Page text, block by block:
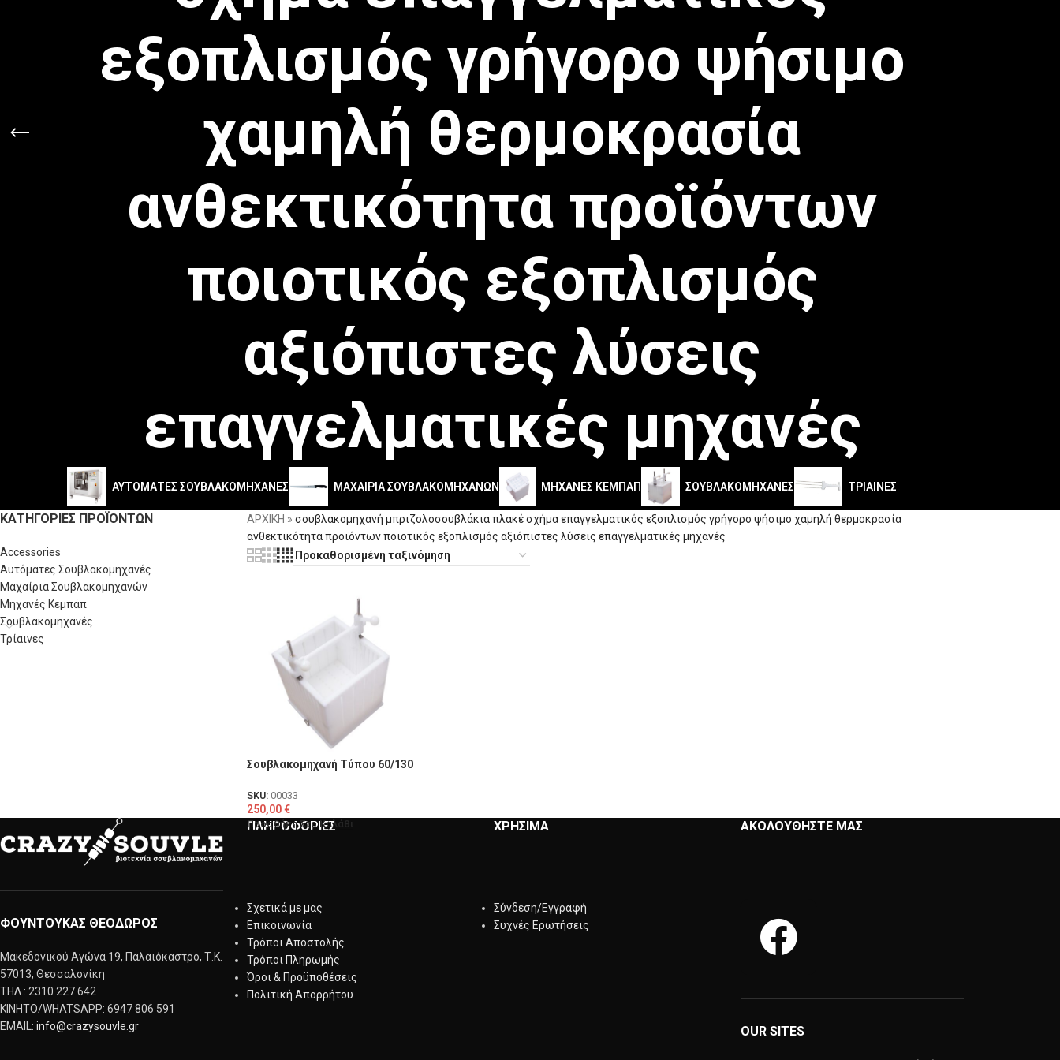
εξοπλισμός γρήγορο ψήσιμο
χαμηλή θερμοκρασία
ανθεκτικότητα προϊόντων
ποιοτικός εξοπλισμός
αξιόπιστες λύσεις
επαγγελματικές μηχανές
ΑΥΤΌΜΑΤΕΣ ΣΟΥΒΛΑΚΟΜΗΧΑΝΈΣ ΜΑΧΑΊΡΙΑ ΣΟΥΒΛΑΚΟΜΗΧΑΝΏΝ ΜΗΧΑΝΈΣ ΚΕΜΠΆΠ ΣΟΥΒΛΑΚΟΜΗΧΑΝΈΣ ΤΡΊΑΙΝΕΣ
ΚΑΤΗΓΟΡΊΕΣ ΠΡΟΪΌΝΤΩΝ
Accessories
Αυτόματες Σουβλακομηχανές
Μαχαίρια Σουβλακομηχανών
Μηχανές Κεμπάπ
Σουβλακομηχανές
Τρίαινες
ΑΡΧΙΚΗ » σουβλακομηχανή μπριζολοσουβλάκια πλακέ σχήμα επαγγελματικός εξοπλισμός γρήγορο ψήσιμο χαμηλή θερμοκρασία
ανθεκτικότητα προϊόντων ποιοτικός εξοπλισμός αξιόπιστες λύσεις επαγγελματικές μηχανές
Σουβλακομηχανή Τύπου 60/130
SKU: 00033
250,00€
Προσθήκη Στο Καλάθι
ΦΟΥΝΤΟΥΚΑΣ ΘΕΟΔΩΡΟΣ
Μακεδονικού Αγώνα 19, Παλαιόκαστρο, Τ.Κ.
57013, Θεσσαλονίκη
ΤΗΛ.: 2310 227 642
KINΗΤΟ/WHATSAPP: 6947 806 591
EMAIL: info@crazysouvle.gr
ΠΛΗΡΟΦΟΡΙΕΣ
Σχετικά με μας
Επικοινωνία
Τρόποι Αποστολής
Τρόποι Πληρωμής
Όροι & Προϋποθέσεις
Πολιτική Απορρήτου
ΧΡΗΣΙΜΑ
Σύνδεση/Εγγραφή
Συχνές Ερωτήσεις
ΑΚΟΛΟΥΘΗΣΤΕ ΜΑΣ
OUR SITES